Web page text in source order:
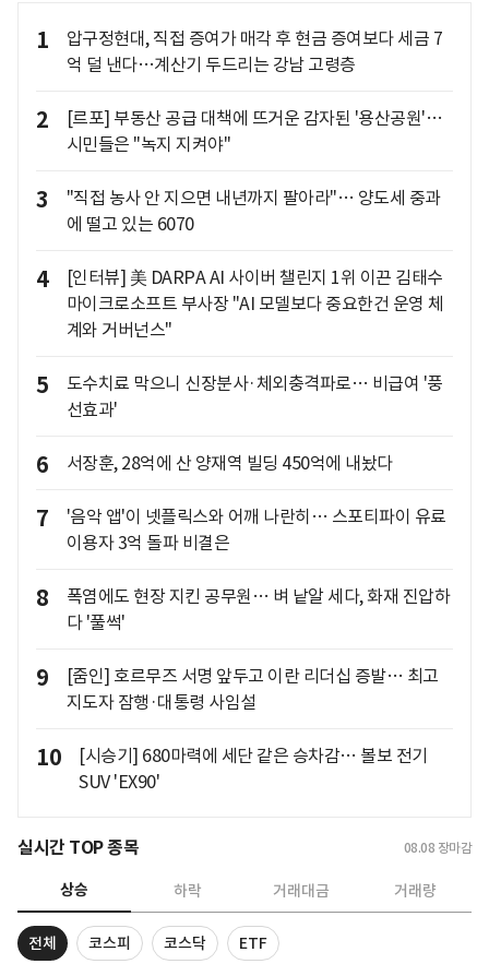
1
압구정현대, 직접 증여가 매각 후 현금 증여보다 세금 7
억 덜 낸다…계산기 두드리는 강남 고령층
2
[르포] 부동산 공급 대책에 뜨거운 감자된 '용산공원'…
시민들은 "녹지 지켜야"
3
"직접 농사 안 지으면 내년까지 팔아라"… 양도세 중과
에 떨고 있는 6070
4
[인터뷰] 美 DARPA AI 사이버 챌린지 1위 이끈 김태수
마이크로소프트 부사장 "AI 모델보다 중요한건 운영 체
계와 거버넌스"
5
도수치료 막으니 신장분사·체외충격파로… 비급여 '풍
선효과'
6 서장훈, 28억에 산 양재역 빌딩 450억에 내놨다
7
'음악 앱'이 넷플릭스와 어깨 나란히… 스포티파이 유료
이용자 3억 돌파 비결은
8
폭염에도 현장 지킨 공무원… 벼 낱알 세다, 화재 진압하
다 '풀썩'
9
[줌인] 호르무즈 서명 앞두고 이란 리더십 증발… 최고
지도자 잠행·대통령 사임설
10
[시승기] 680마력에 세단 같은 승차감… 볼보 전기
SUV 'EX90'
실시간 TOP 종목 08.08 장마감
상승 하락 거래대금 거래량
전체 코스피 코스닥 ETF